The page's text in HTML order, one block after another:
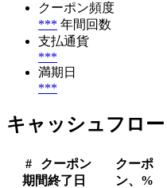
クーポン頻度
*** 年間回数
支払通貨
***
満期日
***
キャッシュフロー
#
クーポン
期間終了日
クーポ
ン、%